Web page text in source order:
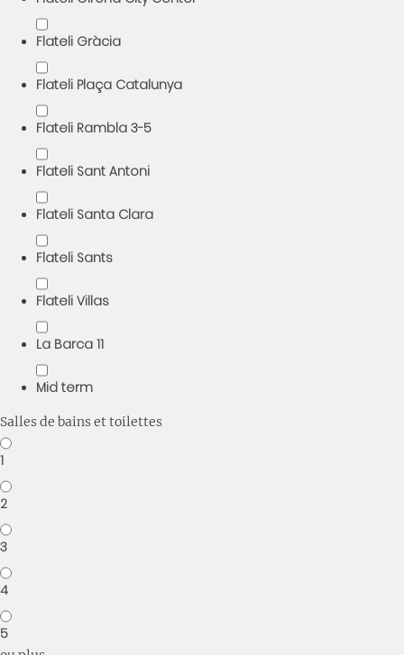
Flateli Gràcia
Flateli Plaça Catalunya
Flateli Rambla 3-5
Flateli Sant Antoni
Flateli Santa Clara
Flateli Sants
Flateli Villas
La Barca 11
Mid term
Salles de bains et toilettes
1
2
3
4
5